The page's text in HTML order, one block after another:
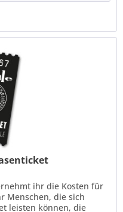
ihr die Kosten für
Menschen, die sich
leisten können, die